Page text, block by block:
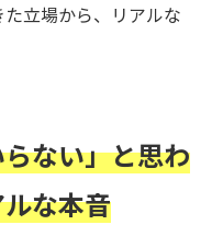
立場から、リアルな
ない」と思わ
な本音